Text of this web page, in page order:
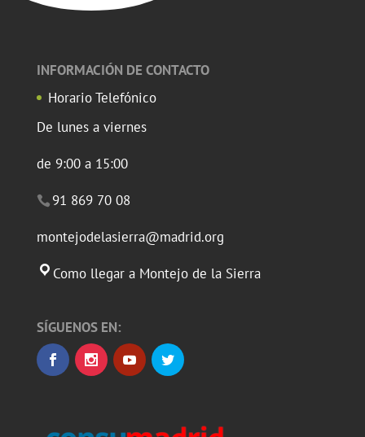
INFORMACIÓN DE CONTACTO
Horario Telefónico
De lunes a viernes
de 9:00 a 15:00
91 869 70 08
montejodelasierra@madrid.org
Como llegar a Montejo de la Sierra
SÍGUENOS EN: